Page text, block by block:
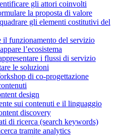
gli attori coinvolti
la proposta di valore
gli elementi costitutivi del
il funzionamento del servizio
l’ecosistema
i flussi di servizio
le soluzioni
di co-progettazione
design
sui contenuti e il linguaggio
discovery
di ricerca (search keywords)
tramite analytics